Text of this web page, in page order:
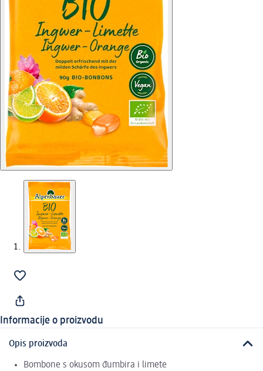
Informacije o proizvodu
Opis proizvoda
Bombone s okusom đumbira i limete